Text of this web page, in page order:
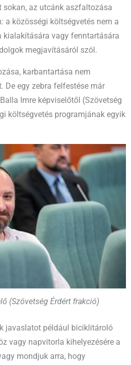
sokan, az utcánk aszfaltozása
a közösségi költségvetés nem a
kialakítására vagy fenntartására
megjavításáról szól.
karbantartása nem
De egy zebra felfestése már
Imre képviselőtől (Szövetség
költségvetés programjának egyik
(Szövetség Érdért frakció)
javaslatot például biciklitároló
vagy napvitorla kihelyezésére a
mondjuk arra, hogy